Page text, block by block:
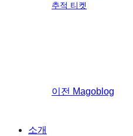
추적 티켓
이전 Magoblog
소개